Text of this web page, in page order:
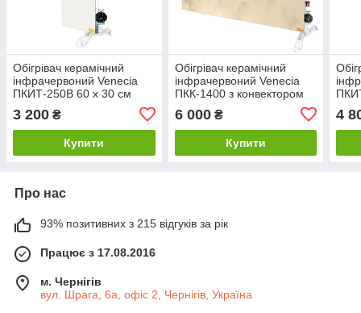
Обігрівач керамічний
інфрачервоний Venecia
ПКИТ-250В 60 х 30 см
3 200 ₴
Купити
Обігрівач керамічний
інфрачервоний Venecia
ПКК-1400 з конвектором
6 000₴
Купити
4
Про нас
93% позитивних з 215 відгуків за рік
Працює з 17.08.2016
м. Чернігів
вул. Шрага, 6а, офіс 2, Чернігів, Україна